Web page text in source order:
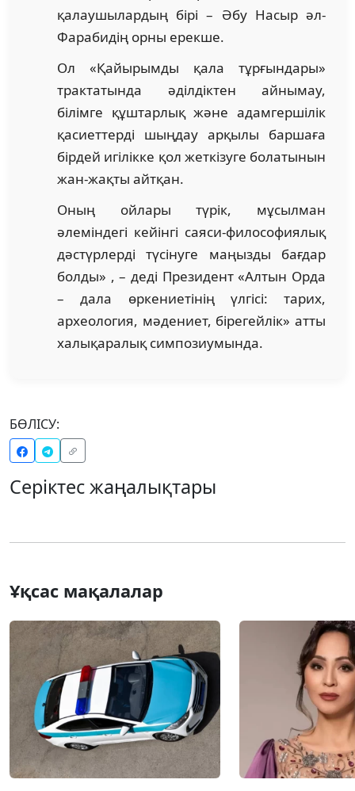
қалаушылардың бірі – Әбу Насыр әл-
Фарабидің орны ерекше.
Ол «Қайырымды қала тұрғындары»
трактатында әділдіктен айнымау,
білімге құштарлық және адамгершілік
қасиеттерді шыңдау арқылы баршаға
бірдей игілікке қол жеткізуге болатынын
жан-жақты айтқан.
Оның ойлары түрік, мұсылман
әлеміндегі кейінгі саяси-философиялық
дәстүрлерді түсінуге маңызды бағдар
болды» , – деді Президент «Алтын Орда
– дала өркениетінің үлгісі: тарих,
археология, мәдениет, бірегейлік» атты
халықаралық симпозиумында.
БӨЛІСУ:
Серіктес жаңалықтары
Ұқсас мақалалар